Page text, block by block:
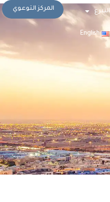
المركز التوعوي التبرع
English